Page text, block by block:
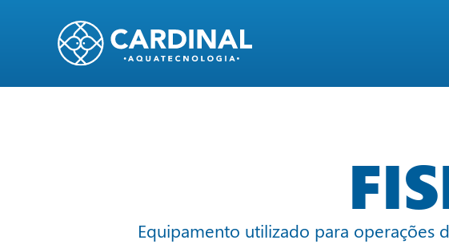
Equipamento utilizado para operações